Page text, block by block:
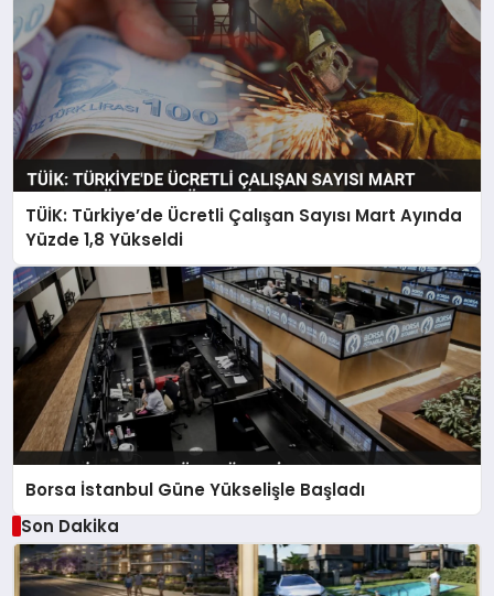
TÜİK: Türkiye’de Ücretli Çalışan Sayısı Mart Ayında
Yüzde 1,8 Yükseldi
Borsa İstanbul Güne Yükselişle Başladı
Son Dakika